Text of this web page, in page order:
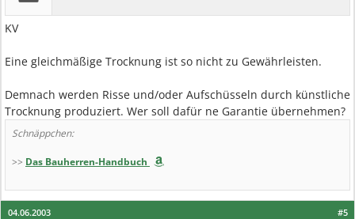
KV
Eine gleichmäßige Trocknung ist so nicht zu Gewährleisten.
Demnach werden Risse und/oder Aufschüsseln durch künstliche
Trocknung produziert. Wer soll dafür ne Garantie übernehmen?
Schnäppchen:
>> Das Bauherren-Handbuch
#5
04.06.2003